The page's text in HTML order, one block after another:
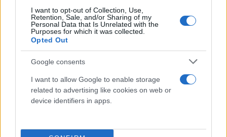
I want to opt-out of Collection, Use,
Retention, Sale, and/or Sharing of my
Personal Data that Is Unrelated with the
Purposes for which it was collected.
Opted Out
Google consents
I want to allow Google to enable storage
related to advertising like cookies on web or
device identifiers in apps.
νεκρών, αρκετοί ήταν από την Ονδούρα.